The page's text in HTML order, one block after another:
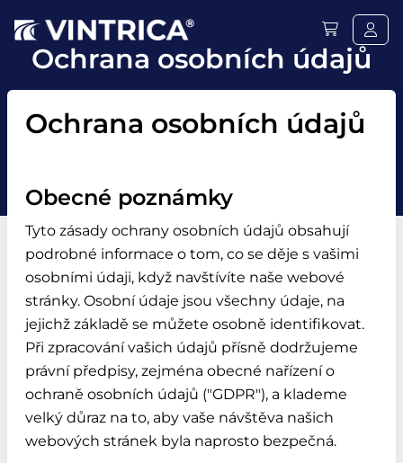
Ochrana osobních údajů
Ochrana osobních údajů
Obecné poznámky
Tyto zásady ochrany osobních údajů obsahují
podrobné informace o tom, co se děje s vašimi
osobními údaji, když navštívíte naše webové
stránky. Osobní údaje jsou všechny údaje, na
jejichž základě se můžete osobně identifikovat.
Při zpracování vašich údajů přísně dodržujeme
právní předpisy, zejména obecné nařízení o
ochraně osobních údajů ("GDPR"), a klademe
velký důraz na to, aby vaše návštěva našich
webových stránek byla naprosto bezpečná.